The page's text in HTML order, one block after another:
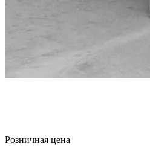
Розничная цена